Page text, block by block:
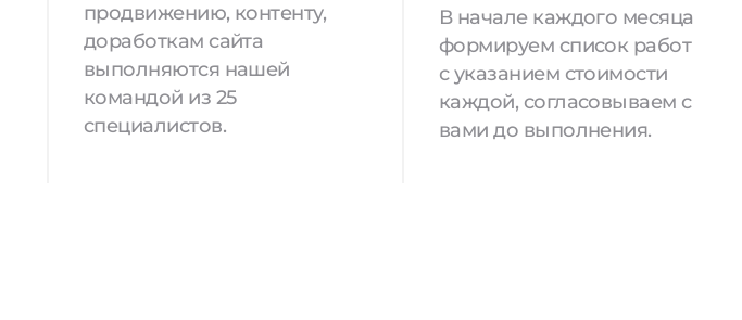
продвижению, контенту,
доработкам сайта
выполняются нашей
командой из 25
специалистов.
В начале каждого месяца
формируем список работ
с указанием стоимости
каждой, согласовываем с
вами до выполнения.